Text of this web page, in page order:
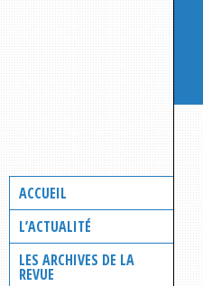
ACCUEIL
L’ACTUALITÉ
LES ARCHIVES DE LA
REVUE